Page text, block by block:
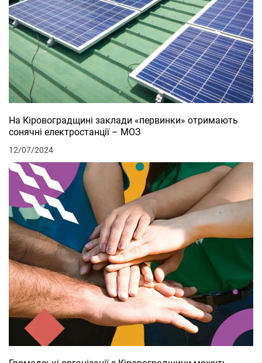
На Кіровоградщині заклади «первинки» отримають
сонячні електростанції – МОЗ
12/07/2024